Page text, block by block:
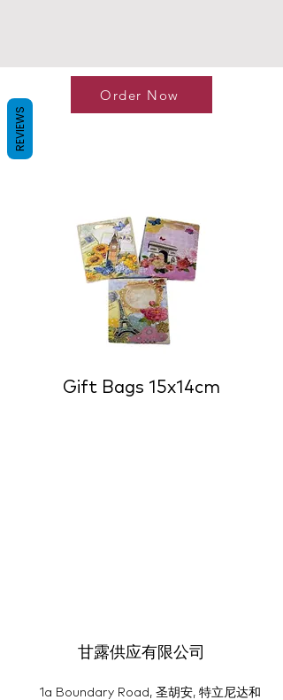
Order Now
Gift Bags 15x14cm
甘露供应有限公司
1a Boundary Road, 圣胡安, 特立尼达和
REVIEWS